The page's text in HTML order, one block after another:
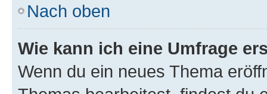
Nach oben
Wie kann ich eine Umfrage
Wenn du ein neues Thema